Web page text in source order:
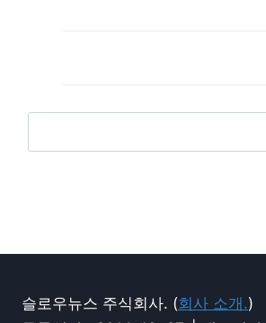
슬로우뉴스 주식회사. (회사 소개.)